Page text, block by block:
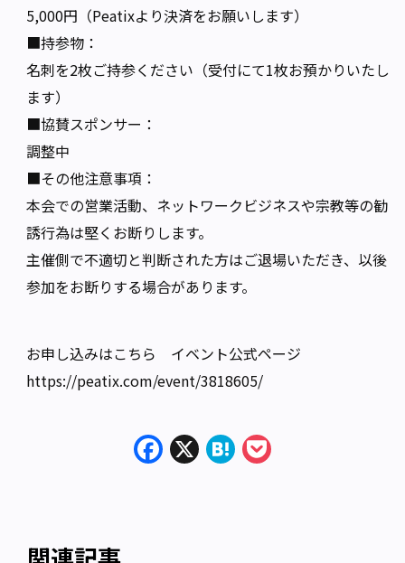
5,000円（Peatixより決済をお願いします）
■持参物：
名刺を2枚ご持参ください（受付にて1枚お預かりいたし
ます）
■協賛スポンサー：
調整中
■その他注意事項：
本会での営業活動、ネットワークビジネスや宗教等の勧
誘行為は堅くお断りします。
主催側で不適切と判断された方はご退場いただき、以後
参加をお断りする場合があります。
お申し込みはこちら イベント公式ページ
https://peatix.com/event/3818605/
Facebook
X Hatena